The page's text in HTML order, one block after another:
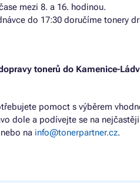
mezi 8. a 16. hodinou.
do 17:30 doručíme tonery
tonerů do Kamenice-
pomoct s výběrem
dole a podívejte se na
na info@tonerpartner.cz.